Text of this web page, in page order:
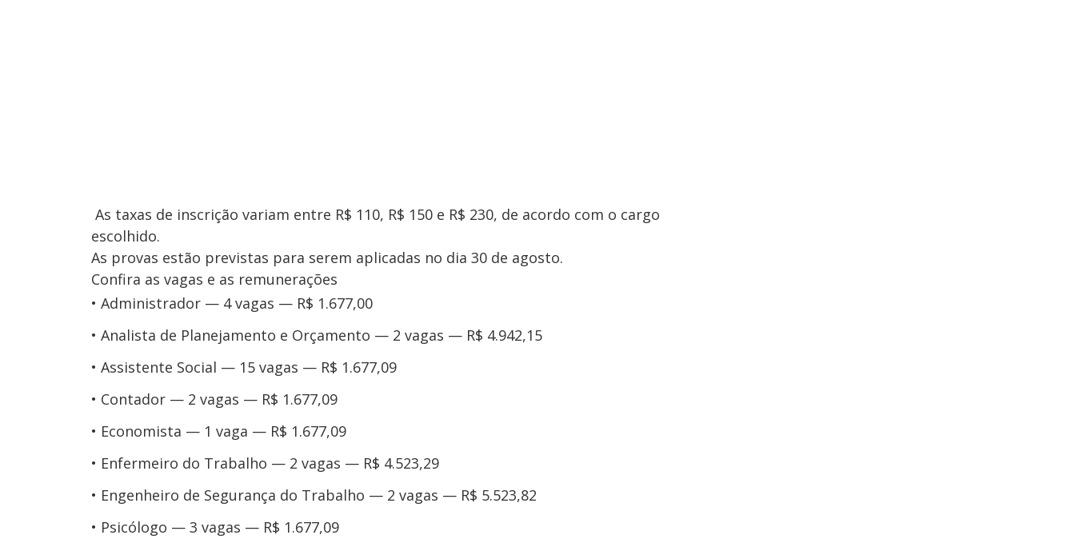
As taxas de inscrição variam entre R$ 110, R$ 150 e R$ 230, de acordo com o cargo
escolhido.
As provas estão previstas para serem aplicadas no dia 30 de agosto.
Confira as vagas e as remunerações
Administrador — 4 vagas — R$ 1.677,00
Analista de Planejamento e Orçamento — 2 vagas — R$ 4.942,15
Assistente Social — 15 vagas — R$ 1.677,09
Contador — 2 vagas — R$ 1.677,09
Economista — 1 vaga — R$ 1.677,09
Enfermeiro do Trabalho — 2 vagas — R$ 4.523,29
Engenheiro de Segurança do Trabalho — 2 vagas — R$ 5.523,82
Psicólogo — 3 vagas — R$ 1.677,09